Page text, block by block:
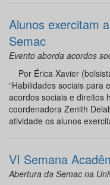
Alunos exercitam
Semac
Evento aborda acordos
Por Érica Xavier
“Habilidades sociais para
acordos sociais e direitos
coordenadora Zenith
atividade os alunos
VI Semana
Abertura da Semac na